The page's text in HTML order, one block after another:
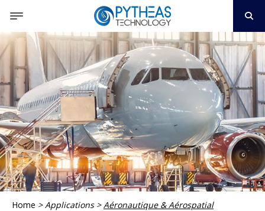
Home > Applications > Aéronautique & Aérospatial